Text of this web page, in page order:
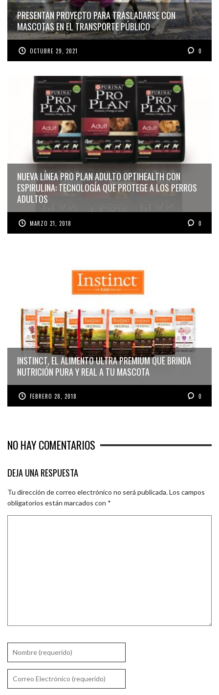
PRESENTAN PROYECTO PARA TRASLADARSE CON
MASCOTAS EN EL TRANSPORTE PÚBLICO
OCTUBRE 29, 2021 0
NUEVA LÍNEA PRO PLAN ADULTO OPTIHEALTH CON
ESPIRULINA: TECNOLOGÍA QUE PROTEGE A LOS PERROS
ADULTOS
MARZO 21, 2018 0
INSTINCT, EL ALIMENTO ULTRA PREMIUM QUE BRINDA
NUTRICIÓN PURA Y REAL A TU MASCOTA
FEBRERO 28, 2018 0
NO HAY COMENTARIOS
DEJA UNA RESPUESTA
Tu dirección de correo electrónico no será publicada.Los campos
obligatorios están marcados con *